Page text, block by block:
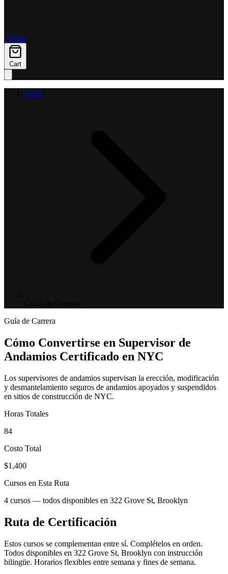
Tienda
Cart
Inicio
Guía de Carrera
Cómo Convertirse en Supervisor de
Andamios Certificado en NYC
Los supervisores de andamios supervisan la erección, modificación
y desmantelamiento seguros de andamios apoyados y suspendidos
en sitios de construcción de NYC.
Horas Totales
84
Costo Total
$1,400
Cursos en Esta Ruta
4 cursos — todos disponibles en 322 Grove St, Brooklyn
Ruta de Certificación
Estos cursos se complementan entre sí. Complételos en orden.
Todos disponibles en 322 Grove St, Brooklyn con instrucción
bilingüe. Horarios flexibles entre semana y fines de semana.